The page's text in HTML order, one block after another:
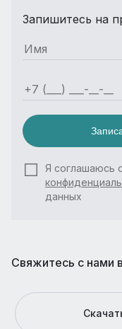
Запишитесь на
Я соглашаюсь
данных
Свяжитесь с нами